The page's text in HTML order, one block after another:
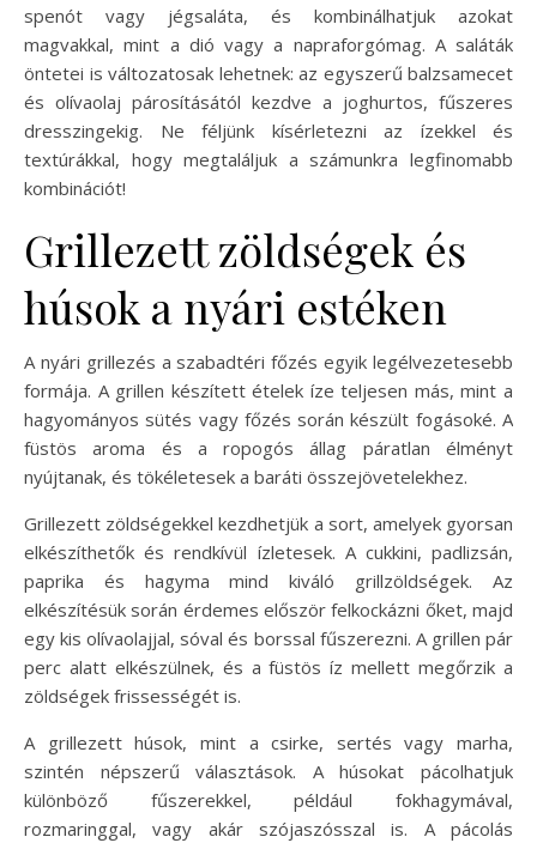
spenót vagy jégsaláta, és kombinálhatjuk azokat
magvakkal, mint a dió vagy a napraforgómag. A saláták
öntetei is változatosak lehetnek: az egyszerű balzsamecet
és olívaolaj párosításától kezdve a joghurtos, fűszeres
dresszingekig. Ne féljünk kísérletezni az ízekkel és
textúrákkal, hogy megtaláljuk a számunkra legfinomabb
kombinációt!
Grillezett zöldségek és
húsok a nyári estéken
A nyári grillezés a szabadtéri főzés egyik legélvezetesebb
formája. A grillen készített ételek íze teljesen más, mint a
hagyományos sütés vagy főzés során készült fogásoké. A
füstös aroma és a ropogós állag páratlan élményt
nyújtanak, és tökéletesek a baráti összejövetelekhez.
Grillezett zöldségekkel kezdhetjük a sort, amelyek gyorsan
elkészíthetők és rendkívül ízletesek. A cukkini, padlizsán,
paprika és hagyma mind kiváló grillzöldségek. Az
elkészítésük során érdemes először felkockázni őket, majd
egy kis olívaolajjal, sóval és borssal fűszerezni. A grillen pár
perc alatt elkészülnek, és a füstös íz mellett megőrzik a
zöldségek frissességét is.
A grillezett húsok, mint a csirke, sertés vagy marha,
szintén népszerű választások. A húsokat pácolhatjuk
különböző fűszerekkel, például fokhagymával,
rozmaringgal, vagy akár szójaszósszal is. A pácolás